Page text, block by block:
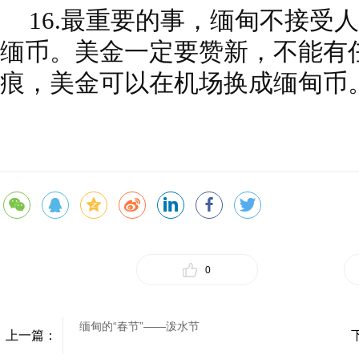
16.最重要的事，缅甸不接受
缅币。美金一定要赞新，不能有
痕，美金可以在机场换成缅甸币
0
上一篇：
缅甸的“春节”——泼水节